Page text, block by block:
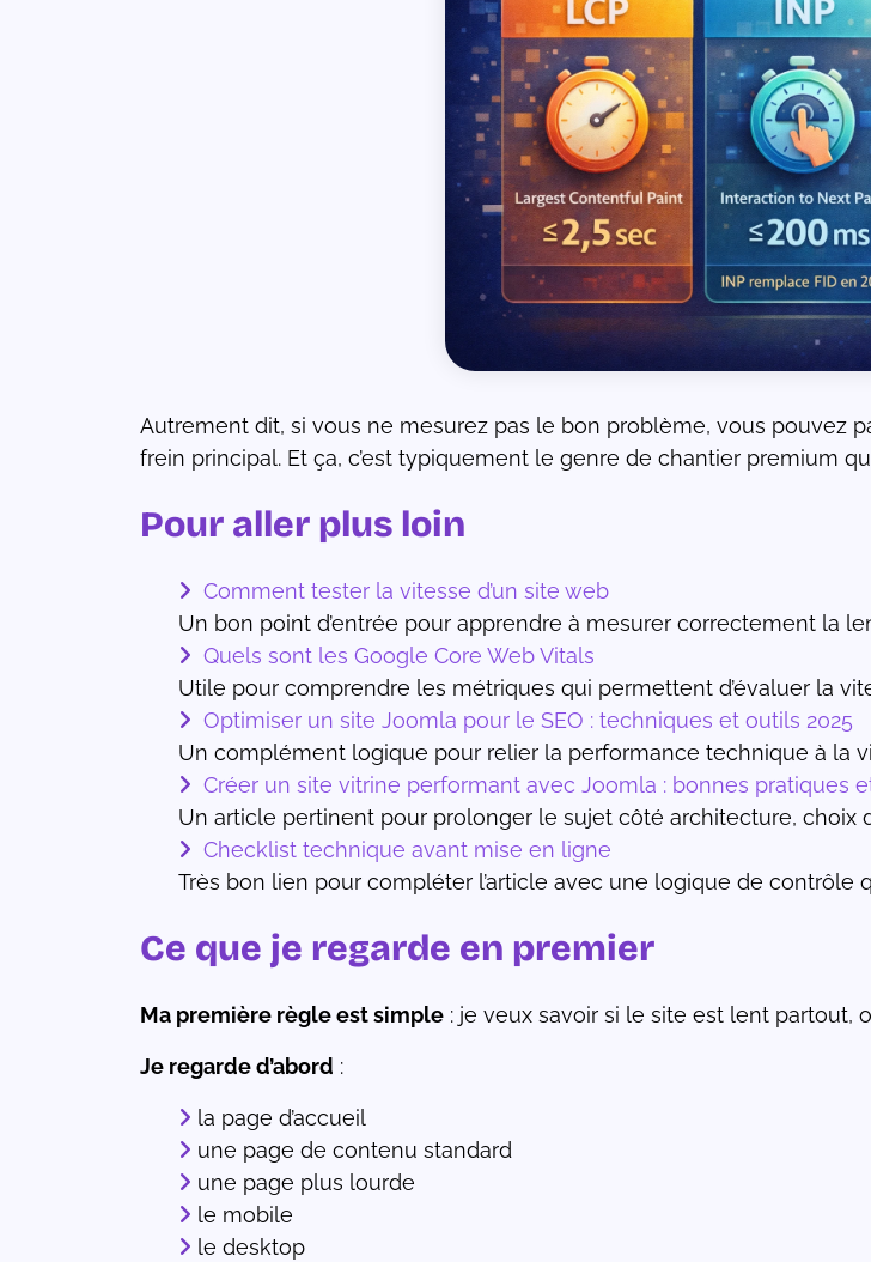
Autrement dit, si vous ne mesurez pas le bon problème, vous pouvez
frein principal. Et ça, c’est typiquement le genre de chantier premium
Pour aller plus loin
Comment tester la vitesse d’un site web
Un bon point d’entrée pour apprendre à mesurer correctement la
Quels sont les Google Core Web Vitals
Utile pour comprendre les métriques qui permettent d’évaluer la
Optimiser un site Joomla pour le SEO : techniques et outils 2025
Un complément logique pour relier la performance technique à la
Créer un site vitrine performant avec Joomla : bonnes pratiques
Un article pertinent pour prolonger le sujet côté architecture,
Checklist technique avant mise en ligne
Très bon lien pour compléter l’article avec une logique de
Ce que je regarde en premier
Ma première règle est simple : je veux savoir si le site est lent partout,
Je regarde d’abord :
la page d’accueil
une page de contenu standard
une page plus lourde
le mobile
le desktop